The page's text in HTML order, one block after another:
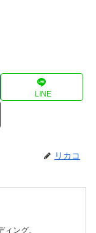
LINE
リカコ
ィング。